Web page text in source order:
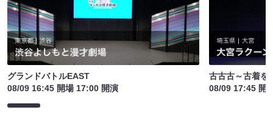
グランドバトルEAST
08/09 16:45 開場 17:00 開演
古古古～古着を
08/09 17:45 開